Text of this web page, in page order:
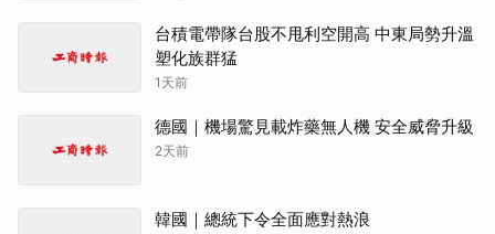
台積電帶隊台股不甩利空開高 中東局勢升溫
塑化族群猛
1天前
德國｜機場驚見載炸藥無人機 安全威脅升級
2天前
韓國｜總統下令全面應對熱浪